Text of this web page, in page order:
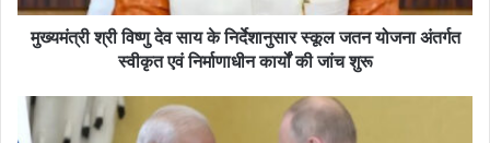
मुख्यमंत्री श्री विष्णु देव साय के निर्देशानुसार स्कूल जतन योजना अंतर्गत
स्वीकृत एवं निर्माणाधीन कार्यों की जांच शुरू